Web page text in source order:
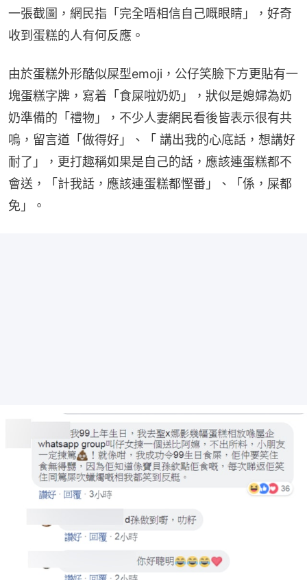
一張截圖，網民指「完全唔相信自己嘅眼睛」，好奇
收到蛋糕的人有何反應。
由於蛋糕外形酷似屎型emoji，公仔笑臉下方更貼有一
塊蛋糕字牌，寫着「食屎啦奶奶」，狀似是媳婦為奶
奶準備的「禮物」，不少人妻網民看後皆表示很有共
嗚，留言道「做得好」、「 講出我的心底話，想講好
耐了」，更打趣稱如果是自己的話，應該連蛋糕都不
會送，「計我話，應該連蛋糕都慳番」、「係，屎都
免」。